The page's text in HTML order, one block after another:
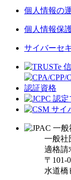
個人情報の
個人情報保
サイバーセ
一般社
適格請
〒101-
水道橋